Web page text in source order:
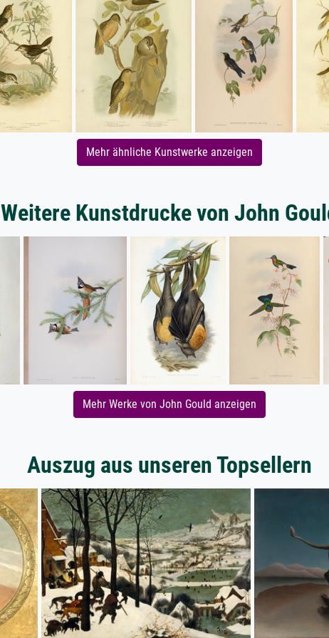
Mehr ähnliche Kunstwerke anzeigen
Weitere Kunstdrucke von John
Mehr Werke von John Gould anzeigen
Auszug aus unseren Topsellern